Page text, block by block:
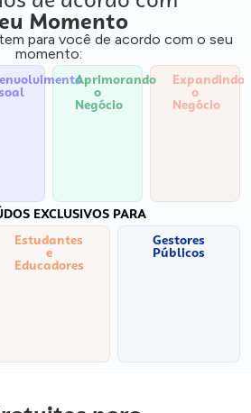
Momento
para você de acordo com o seu
momento:
Aprimorando
o
Negócio
Expandindo
o
Negócio
EXCLUSIVOS PARA
Estudantes
e
Educadores
Gestores
Públicos